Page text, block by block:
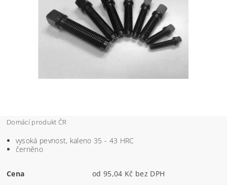
Domácí produkt ČR
vysoká pevnost, kaleno 35 - 43 HRC
černěno
Cena od 95,04 Kč bez DPH